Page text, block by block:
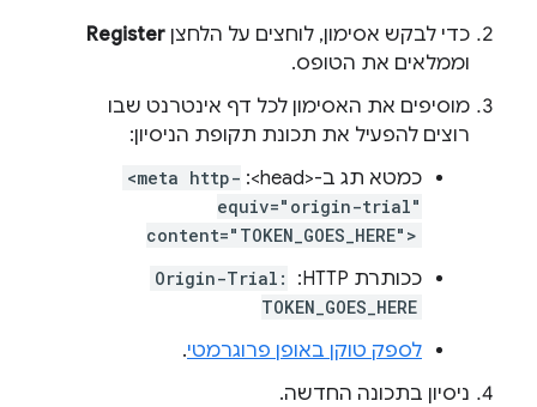
כדי לבקש אסימון, לוחצים על הלחצן Register
וממלאים את הטופס.
מוסיפים את האסימון לכל דף אינטרנט שבו
רוצים להפעיל את תכונת תקופת הניסיון:
כמטא תג ב-<head>:
<meta http-
equiv="origin-trial"
content="TOKEN_GOES_HERE">
ככותרת HTTP: ‏
Origin-Trial:
TOKEN_GOES_HERE
לספק טוקן באופן פרוגרמטי.
ניסיון בתכונה החדשה.